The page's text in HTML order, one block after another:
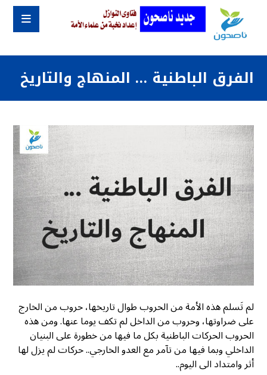
الفرق الباطنية … المنهاج والتاريخ
لم تَسلم هذه الأمة من الحروب طوال تاريخها، حروب من الخارج
على ضراوتها، وحروب من الداخل لم تكف يوما عنها. ومن هذه
الحروب الحركات الباطنية بكل ما فيها من خطورة على البنيان
الداخلي وبما فيها من تآمر مع العدو الخارجي.. حركات لم يزل لها
أثر وامتداد الى اليوم..